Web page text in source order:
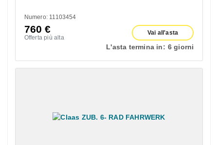
Numero: 11103454
760€
Offerta più alta
Vai all'asta
L'asta termina in: 6 giorni